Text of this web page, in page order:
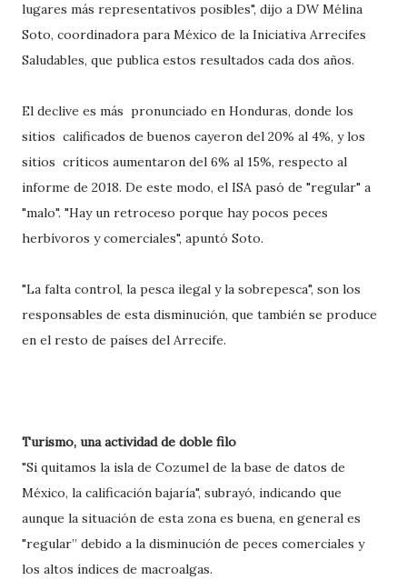
lugares más representativos posibles", dijo a DW Mélina
Soto, coordinadora para México de la Iniciativa Arrecifes
Saludables, que publica estos resultados cada dos años.
El declive es más pronunciado en Honduras, donde los
sitios calificados de buenos cayeron del 20% al 4%, y los
sitios críticos aumentaron del 6% al 15%, respecto al
informe de 2018. De este modo, el ISA pasó de "regular" a
"malo". "Hay un retroceso porque hay pocos peces
herbívoros y comerciales", apuntó Soto.
"La falta control, la pesca ilegal y la sobrepesca", son los
responsables de esta disminución, que también se produce
en el resto de países del Arrecife.
Turismo, una actividad de doble filo
"Si quitamos la isla de Cozumel de la base de datos de
México, la calificación bajaría", subrayó, indicando que
aunque la situación de esta zona es buena, en general es
"regular” debido a la disminución de peces comerciales y
los altos índices de macroalgas.